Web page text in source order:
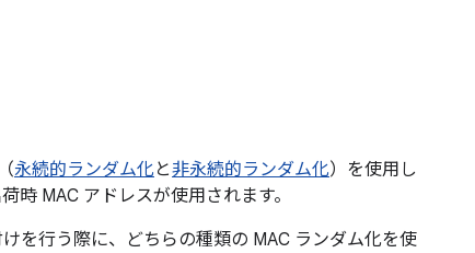
永続的ランダム化 と非永続的ランダム化）を使用し
時 MAC アドレスが使用されます。
を行う際に、どちらの種類の MAC ランダム化を使